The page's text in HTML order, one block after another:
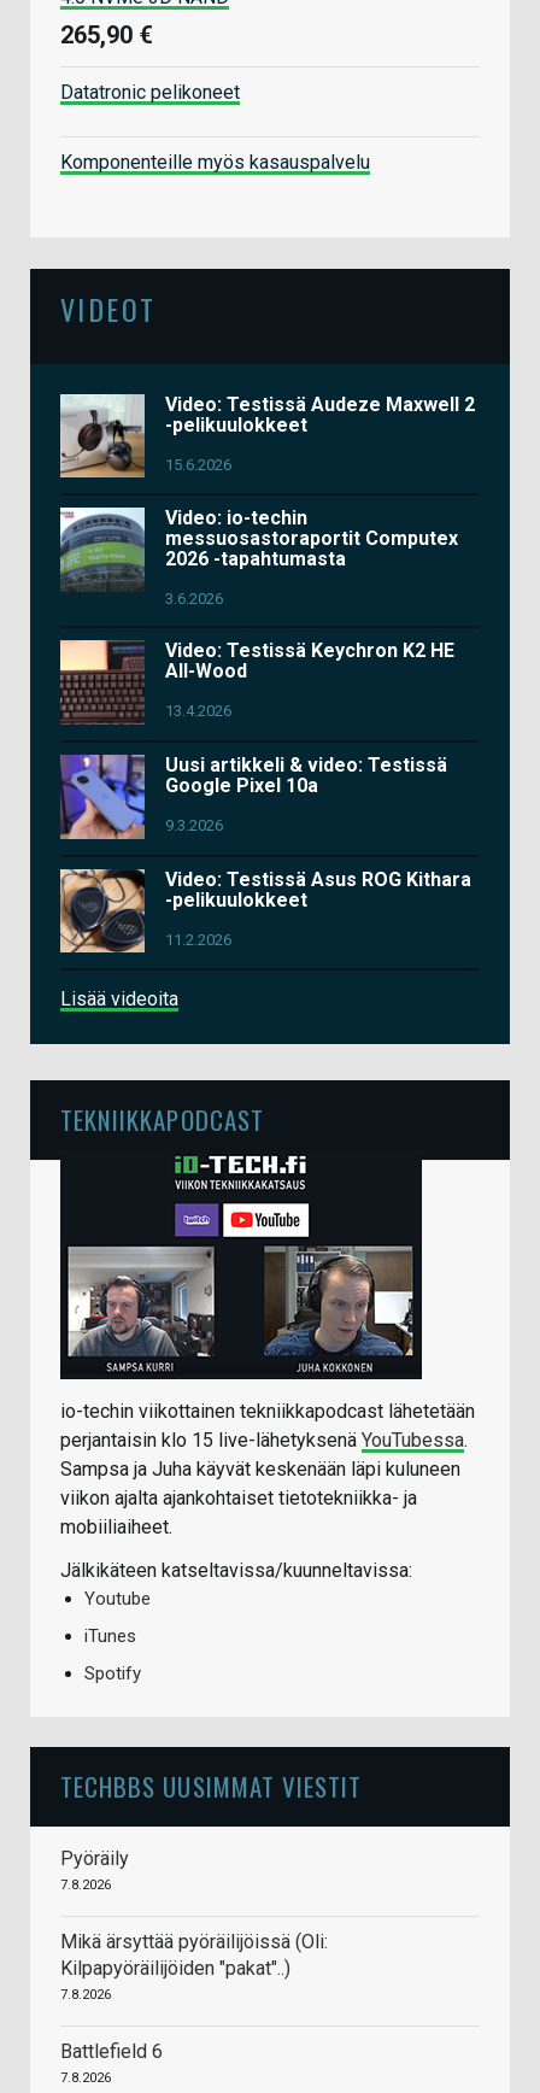
265,90 €
Datatronic pelikoneet
Komponenteille myös kasauspalvelu
VIDEOT
Video: Testissä Audeze Maxwell 2
-pelikuulokkeet
15.6.2026
Video: io-techin
messuosastoraportit Computex
2026 -tapahtumasta
3.6.2026
Video: Testissä Keychron K2 HE
All-Wood
13.4.2026
Uusi artikkeli & video: Testissä
Google Pixel 10a
9.3.2026
Video: Testissä Asus ROG Kithara
-pelikuulokkeet
11.2.2026
Lisää videoita
TEKNIIKKAPODCAST
io-techin viikottainen tekniikkapodcast lähetetään
perjantaisin klo 15 live-lähetyksenä YouTubessa.
Sampsa ja Juha käyvät keskenään läpi kuluneen
viikon ajalta ajankohtaiset tietotekniikka- ja
mobiiliaiheet.
Jälkikäteen katseltavissa/kuunneltavissa:
Youtube
iTunes
Spotify
TECHBBS UUSIMMAT VIESTIT
Pyöräily
7.8.2026
Mikä ärsyttää pyöräilijöissä (Oli:
Kilpapyöräilijöiden "pakat"..)
7.8.2026
Battlefield 6
7.8.2026